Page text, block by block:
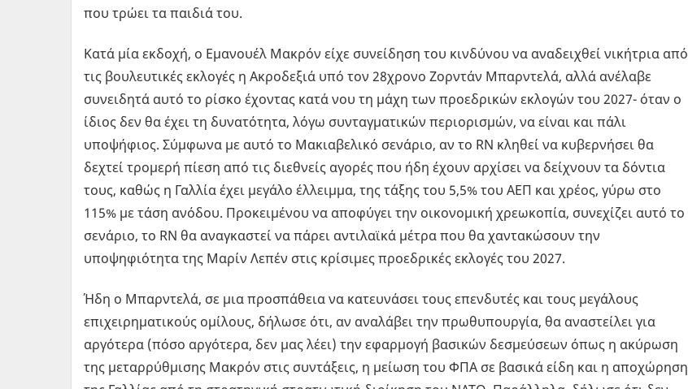
που τρώει τα παιδιά του.
Κατά μία εκδοχή, ο Εμανουέλ Μακρόν είχε συνείδηση του κινδύνου να αναδειχθεί νικήτρια από
τις βουλευτικές εκλογές η Ακροδεξιά υπό τον 28χρονο Ζορντάν Μπαρντελά, αλλά ανέλαβε
συνειδητά αυτό το ρίσκο έχοντας κατά νου τη μάχη των προεδρικών εκλογών του 2027- όταν ο
ίδιος δεν θα έχει τη δυνατότητα, λόγω συνταγματικών περιορισμών, να είναι και πάλι
υποψήφιος. Σύμφωνα με αυτό το Μακιαβελικό σενάριο, αν το RN κληθεί να κυβερνήσει θα
δεχτεί τρομερή πίεση από τις διεθνείς αγορές που ήδη έχουν αρχίσει να δείχνουν τα δόντια
τους, καθώς η Γαλλία έχει μεγάλο έλλειμμα, της τάξης του 5,5% του ΑΕΠ και χρέος, γύρω στο
115% με τάση ανόδου. Προκειμένου να αποφύγει την οικονομική χρεωκοπία, συνεχίζει αυτό το
σενάριο, το RN θα αναγκαστεί να πάρει αντιλαϊκά μέτρα που θα χαντακώσουν την
υποψηφιότητα της Μαρίν Λεπέν στις κρίσιμες προεδρικές εκλογές του 2027.
Ήδη ο Μπαρντελά, σε μια προσπάθεια να κατευνάσει τους επενδυτές και τους μεγάλους
επιχειρηματικούς ομίλους, δήλωσε ότι, αν αναλάβει την πρωθυπουργία, θα αναστείλει για
αργότερα (πόσο αργότερα, δεν μας λέει) την εφαρμογή βασικών δεσμεύσεων όπως η ακύρωση
της μεταρρύθμισης Μακρόν στις συντάξεις, η μείωση του ΦΠΑ σε βασικά είδη και η αποχώρηση